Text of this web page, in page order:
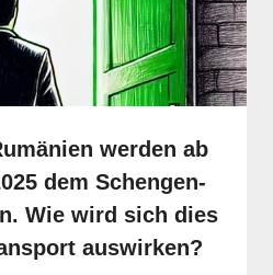
werden ab
dem Schengen-
Wie wird sich dies
auswirken?